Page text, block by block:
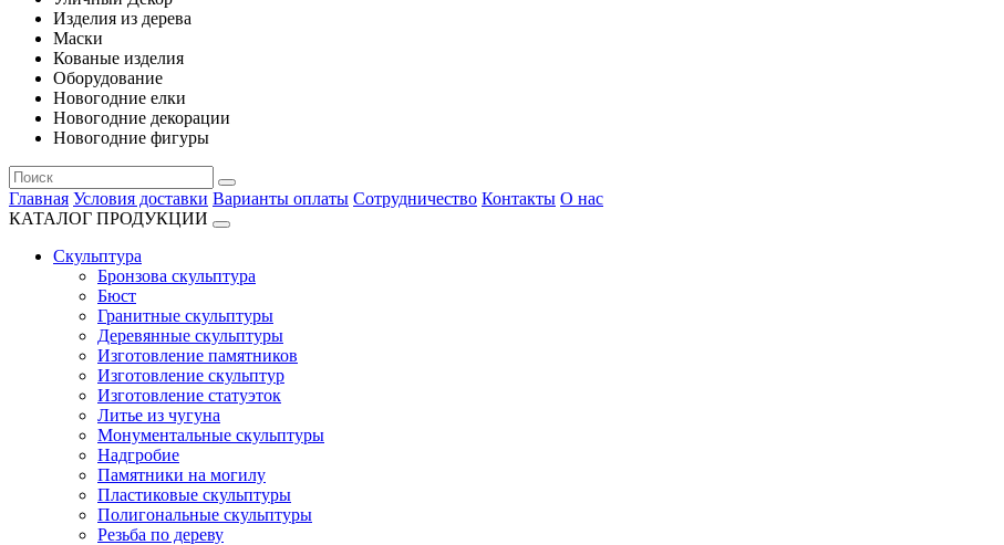
Изделия из дерева
Маски
Кованые изделия
Оборудование
Новогодние елки
Новогодние декорации
Новогодние фигуры
Главная Условия доставки Варианты оплаты Сотрудничество Контакты О нас
КАТАЛОГ ПРОДУКЦИИ
Скульптура
Бронзова скульптура
Бюст
Гранитные скульптуры
Деревянные скульптуры
Изготовление памятников
Изготовление скульптур
Изготовление статуэток
Литье из чугуна
Монументальные скульптуры
Надгробие
Памятники на могилу
Пластиковые скульптуры
Полигональные скульптуры
Резьба по дереву